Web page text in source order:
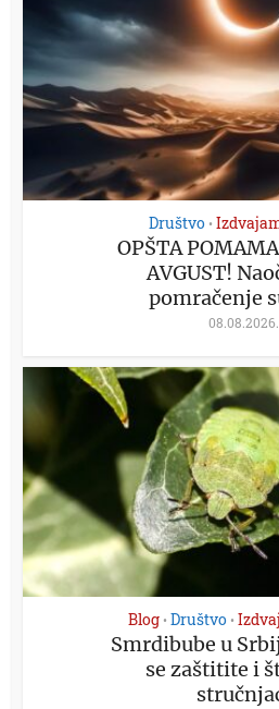
Društvo •
OPŠTA
AVGUST!
pomračenje
08.08.2026.
Blog • Društvo •
Smrdibube u
se zaštitite i